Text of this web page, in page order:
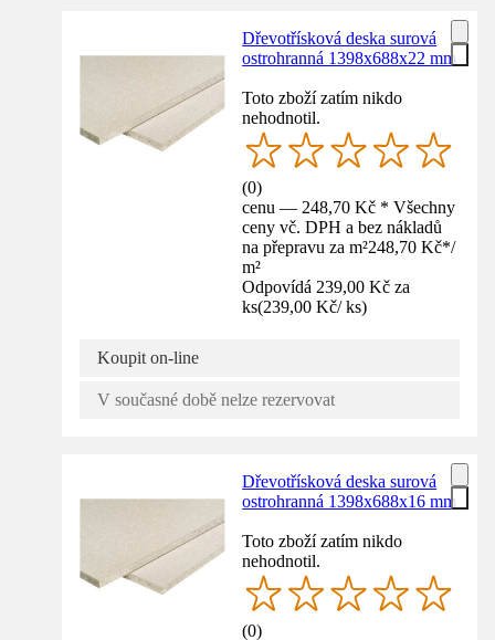
Dřevotřísková deska surová
ostrohranná 1398x688x22 mm
Toto zboží zatím nikdo
nehodnotil.
(0)
cenu — 248,70 Kč * Všechny
ceny vč. DPH a bez nákladů
na přepravu za m²248,70 Kč*/
m²
Odpovídá 239,00 Kč za
ks(239,00 Kč/ ks)
Koupit on-line
V současné době nelze rezervovat
Dřevotřísková deska surová
ostrohranná 1398x688x16 mm
Toto zboží zatím nikdo
nehodnotil.
(0)